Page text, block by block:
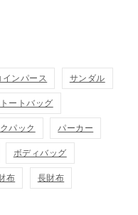
インパース サンダル
トートバッグ
パック パーカー
ボディバッグ
布 長財布